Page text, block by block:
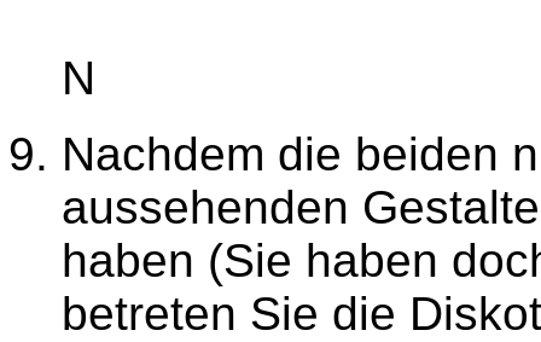
N
Nachdem die beiden
aussehenden
haben (Sie haben
betreten Sie die